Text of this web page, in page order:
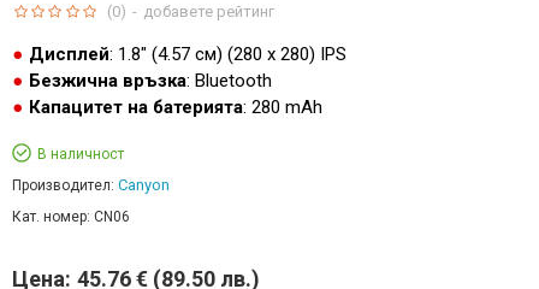
Дисплей: 1.8" (4.57 см) (280 х 280) IPS
Безжична връзка: Bluetooth
Капацитет на батерията: 280 mAh
В наличност
Производител: Canyon
Кат. номер: CN06
(0) - добавете рейтинг
Цена: 45.76 € (89.50 лв.)